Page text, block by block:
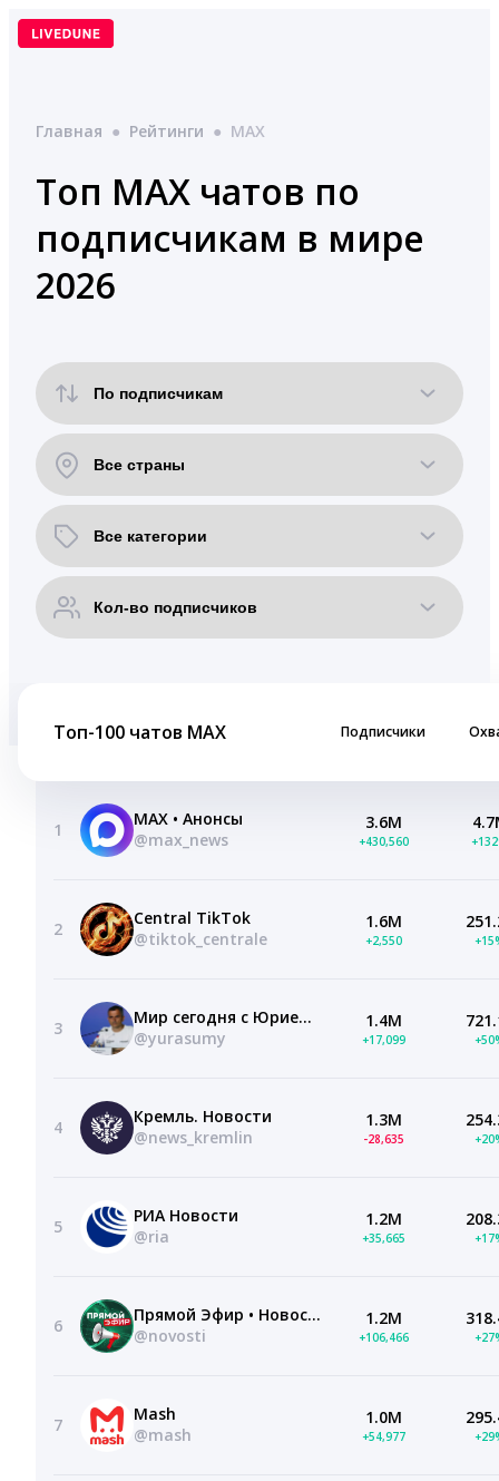
Перейти
Главная ● Рейтинги ● MAX
Топ MAX чатов по
подписчикам в мире
2026
Топ-100 чатов MAX Подписчики
1
MAX • Анонсы
@max_news
3.6M
+430,560
2
Central TikTok
@tiktok_centrale
1.6M
+2,550
3
Мир сегодня с Юрием Подолякой
@yurasumy
1.4M
+17,099
4
Кремль. Новости
@news_kremlin
1.3M
-28,635
5
РИА Новости
@ria
1.2M
+35,665
6
Прямой Эфир • Новости
@novosti
1.2M
+106,466
7
Mash
@mash
1.0M
+54,977